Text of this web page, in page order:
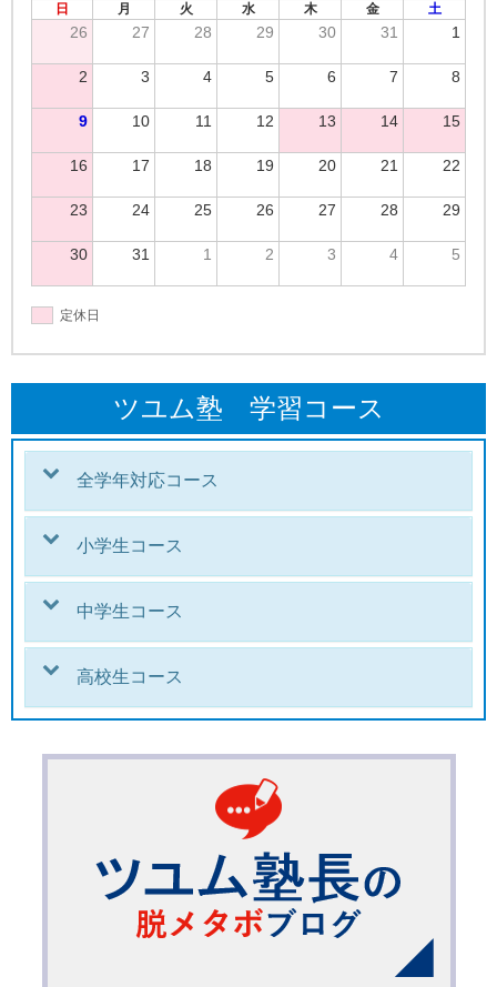
日 月 火 水 木 金 土
26 27 28 29 30 31 1
2 3 4 5 6 7 8
9 10 11 12 13 14 15
16 17 18 19 20 21 22
23 24 25 26 27 28 29
30 31 1 2 3 4 5
定休日
ツユム塾 学習コース
全学年対応コース
小学生コース
中学生コース
高校生コース